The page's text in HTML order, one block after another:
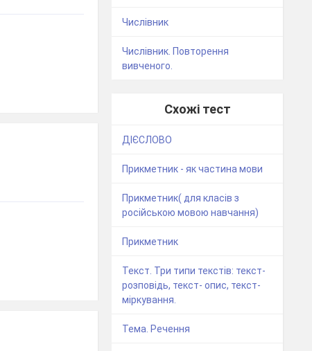
Числівник
Числівник. Повторення
вивченого.
Схожі тест
ДІЄСЛОВО
Прикметник - як частина мови
Прикметник( для класів з
російською мовою навчання)
Прикметник
Текст. Три типи текстів: текст-
розповідь, текст- опис, текст-
міркування.
Тема. Речення